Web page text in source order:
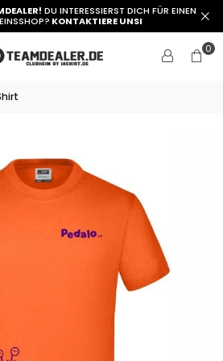
DU INTERESSIERST DICH FÜR EINEN
KONTAKTIERE UNSI
0